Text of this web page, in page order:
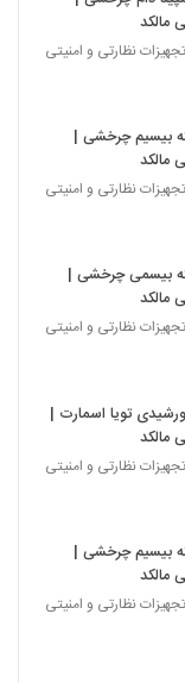
مالکد
نظارتی و امنیتی
بیسیم چرخشی |
مالکد
نظارتی و امنیتی
بیسمی چرخشی |
مالکد
نظارتی و امنیتی
تویا اسمارت |
مالکد
نظارتی و امنیتی
بیسیم چرخشی |
مالکد
نظارتی و امنیتی